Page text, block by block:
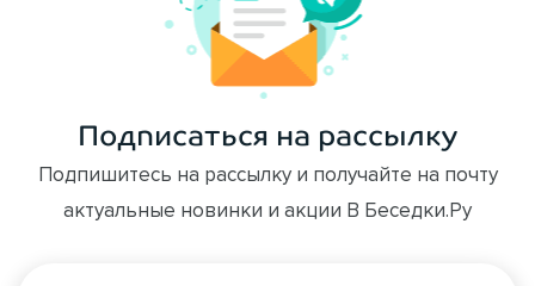
Подписаться на рассылку
Подпишитесь на рассылку и получайте на почту
актуальные новинки и акции В Беседки.Ру